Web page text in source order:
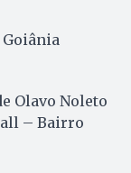
Olavo Noleto
– Bairro